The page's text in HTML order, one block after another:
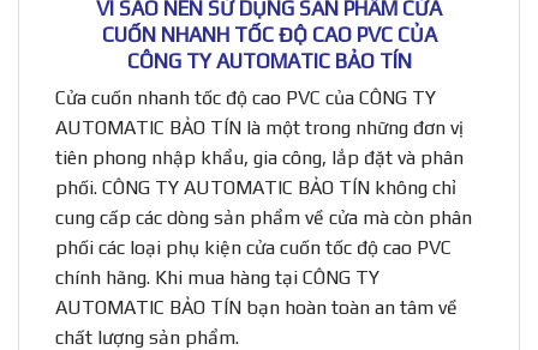
VÌ SAO NÊN SỬ DỤNG SẢN PHẨM CỬA
CUỐN NHANH TỐC ĐỘ CAO PVC CỦA
CÔNG TY AUTOMATIC BẢO TÍN
Cửa cuốn nhanh tốc độ cao PVC của CÔNG TY
AUTOMATIC BẢO TÍN là một trong những đơn vị
tiên phong nhập khẩu, gia công, lắp đặt và phân
phối. CÔNG TY AUTOMATIC BẢO TÍN không chỉ
cung cấp các dòng sản phẩm về cửa mà còn phân
phối các loại phụ kiện cửa cuốn tốc độ cao PVC
chính hãng. Khi mua hàng tại CÔNG TY
AUTOMATIC BẢO TÍN bạn hoàn toàn an tâm về
chất lượng sản phẩm.